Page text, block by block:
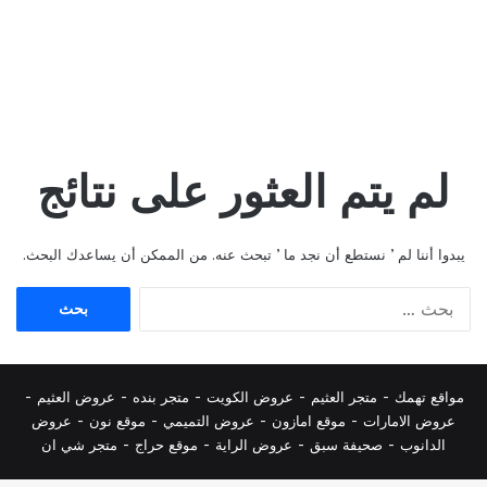
لم يتم العثور على نتائج
يبدوا أننا لم ’ نستطع أن نجد ما ’ تبحث عنه. من الممكن أن يساعدك البحث.
مواقع تهمك - متجر العثيم - عروض الكويت - متجر بنده - عروض العثيم -
عروض الامارات - موقع امازون - عروض التميمي - موقع نون - عروض
الدانوب - صحيفة سبق - عروض الراية - موقع حراج - متجر شي ان